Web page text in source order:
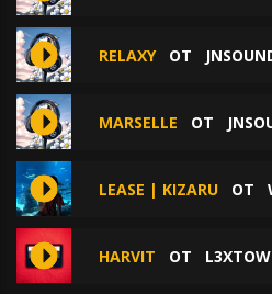
RELAXYОТ
MARSELLE ОТ
LEASE | KIZARU ОТ
HARVIT ОТ